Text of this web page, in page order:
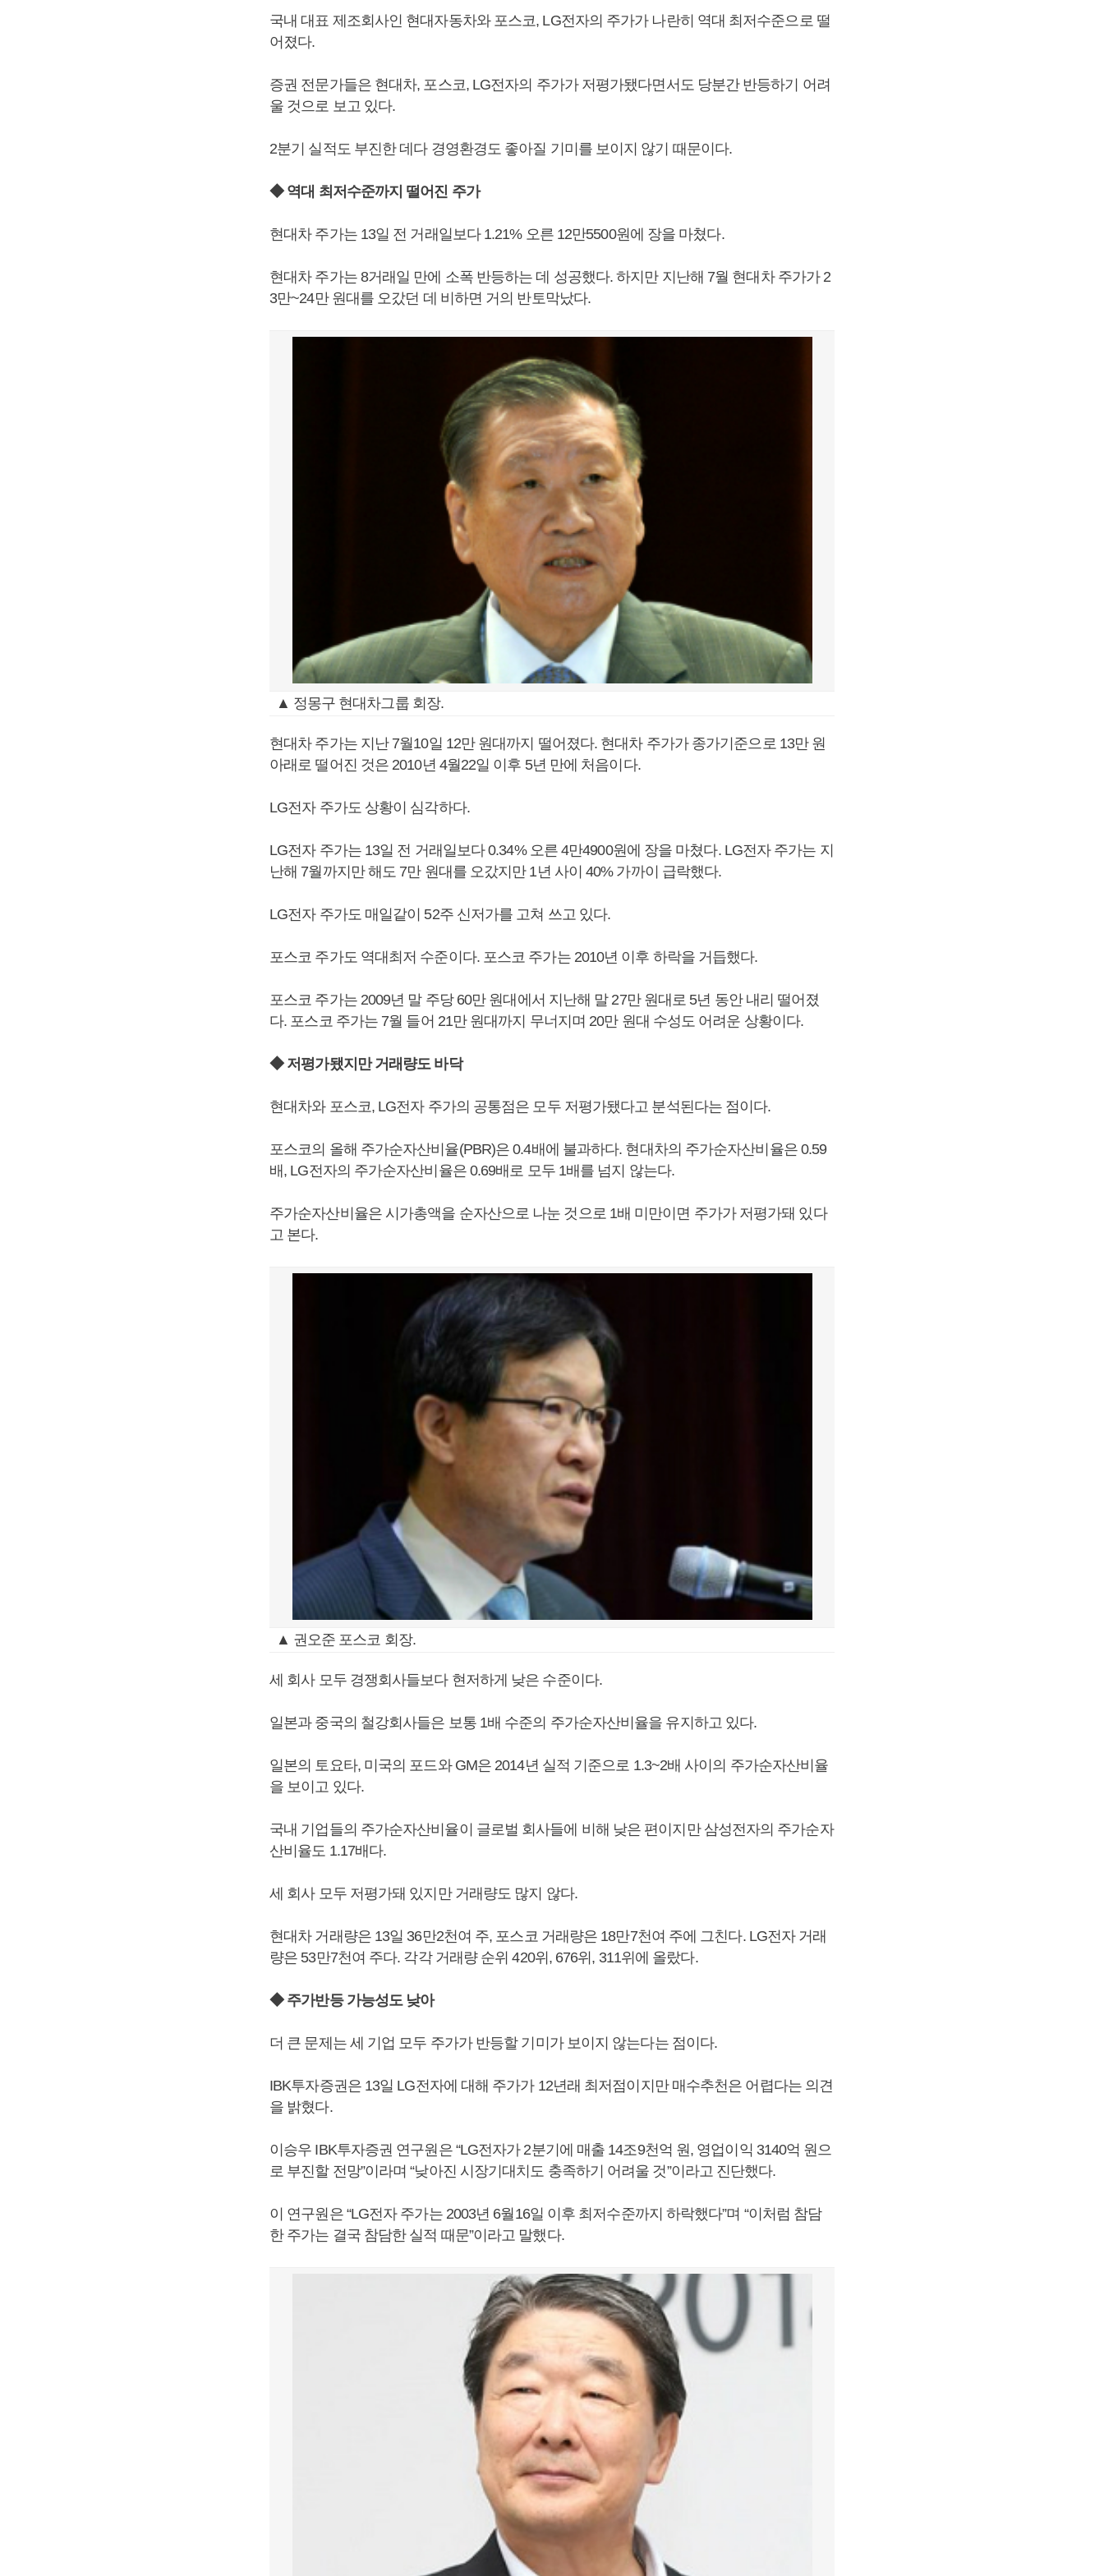
국내 대표 제조회사인 현대자동차와 포스코, LG전자의 주가가 나란히 역대 최저수준으로 떨
어졌다.
증권 전문가들은 현대차, 포스코, LG전자의 주가가 저평가됐다면서도 당분간 반등하기 어려
울 것으로 보고 있다.
2분기 실적도 부진한 데다 경영환경도 좋아질 기미를 보이지 않기 때문이다.
◆ 역대 최저수준까지 떨어진 주가
현대차 주가는 13일 전 거래일보다 1.21% 오른 12만5500원에 장을 마쳤다.
현대차 주가는 8거래일 만에 소폭 반등하는 데 성공했다. 하지만 지난해 7월 현대차 주가가 2
3만~24만 원대를 오갔던 데 비하면 거의 반토막났다.
▲ 정몽구 현대차그룹 회장.
현대차 주가는 지난 7월10일 12만 원대까지 떨어졌다. 현대차 주가가 종가기준으로 13만 원
아래로 떨어진 것은 2010년 4월22일 이후 5년 만에 처음이다.
LG전자 주가도 상황이 심각하다.
LG전자 주가는 13일 전 거래일보다 0.34% 오른 4만4900원에 장을 마쳤다. LG전자 주가는 지
난해 7월까지만 해도 7만 원대를 오갔지만 1년 사이 40% 가까이 급락했다.
LG전자 주가도 매일같이 52주 신저가를 고쳐 쓰고 있다.
포스코 주가도 역대최저 수준이다. 포스코 주가는 2010년 이후 하락을 거듭했다.
포스코 주가는 2009년 말 주당 60만 원대에서 지난해 말 27만 원대로 5년 동안 내리 떨어졌
다. 포스코 주가는 7월 들어 21만 원대까지 무너지며 20만 원대 수성도 어려운 상황이다.
◆ 저평가됐지만 거래량도 바닥
현대차와 포스코, LG전자 주가의 공통점은 모두 저평가됐다고 분석된다는 점이다.
포스코의 올해 주가순자산비율(PBR)은 0.4배에 불과하다. 현대차의 주가순자산비율은 0.59
배, LG전자의 주가순자산비율은 0.69배로 모두 1배를 넘지 않는다.
주가순자산비율은 시가총액을 순자산으로 나눈 것으로 1배 미만이면 주가가 저평가돼 있다
고 본다.
▲ 권오준 포스코 회장.
세 회사 모두 경쟁회사들보다 현저하게 낮은 수준이다.
일본과 중국의 철강회사들은 보통 1배 수준의 주가순자산비율을 유지하고 있다.
일본의 토요타, 미국의 포드와 GM은 2014년 실적 기준으로 1.3~2배 사이의 주가순자산비율
을 보이고 있다.
국내 기업들의 주가순자산비율이 글로벌 회사들에 비해 낮은 편이지만 삼성전자의 주가순자
산비율도 1.17배다.
세 회사 모두 저평가돼 있지만 거래량도 많지 않다.
현대차 거래량은 13일 36만2천여 주, 포스코 거래량은 18만7천여 주에 그친다. LG전자 거래
량은 53만7천여 주다. 각각 거래량 순위 420위, 676위, 311위에 올랐다.
◆ 주가반등 가능성도 낮아
더 큰 문제는 세 기업 모두 주가가 반등할 기미가 보이지 않는다는 점이다.
IBK투자증권은 13일 LG전자에 대해 주가가 12년래 최저점이지만 매수추천은 어렵다는 의견
을 밝혔다.
이승우 IBK투자증권 연구원은 “LG전자가 2분기에 매출 14조9천억 원, 영업이익 3140억 원으
로 부진할 전망”이라며 “낮아진 시장기대치도 충족하기 어려울 것”이라고 진단했다.
이 연구원은 “LG전자 주가는 2003년 6월16일 이후 최저수준까지 하락했다”며 “이처럼 참담
한 주가는 결국 참담한 실적 때문”이라고 말했다.